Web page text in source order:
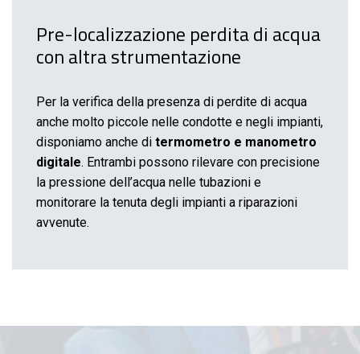
Pre-localizzazione perdita di acqua
con altra strumentazione
Per la verifica della presenza di perdite di acqua
anche molto piccole nelle condotte e negli impianti,
disponiamo anche di termometro e manometro
digitale. Entrambi possono rilevare con precisione
la pressione dell’acqua nelle tubazioni e
monitorare la tenuta degli impianti a riparazioni
avvenute.